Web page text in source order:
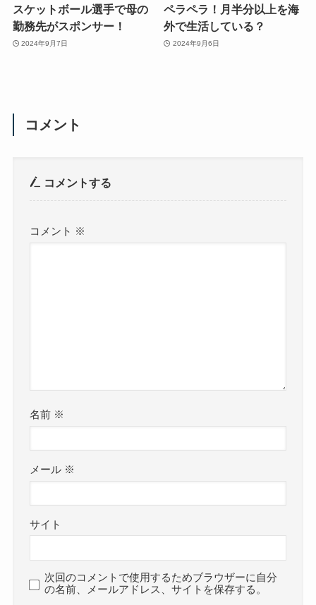
スケットボール選手で母の
勤務先がスポンサー！
2024年9月7日
ペラペラ！月半分以上を海
外で生活している？
2024年9月6日
コメント
コメントする
コメント ※
名前 ※
メール ※
サイト
次回のコメントで使用するためブラウザーに自分
の名前、メールアドレス、サイトを保存する。